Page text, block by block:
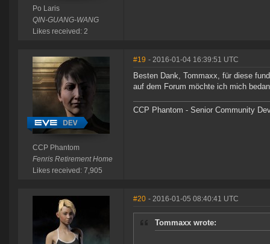
Po Laris
QIN-GUANG-WANG
Likes received: 2
CCP Phantom
Fenris Retirement Home
Likes received: 7,905
#19 - 2016-01-04 16:39:51 UTC
Besten Dank, Tommaxx, für diese
auf dem Forum möchte ich mich
CCP Phantom - Senior Community
#20 - 2016-01-05 08:40:41 UTC
Tommaxx wrote: